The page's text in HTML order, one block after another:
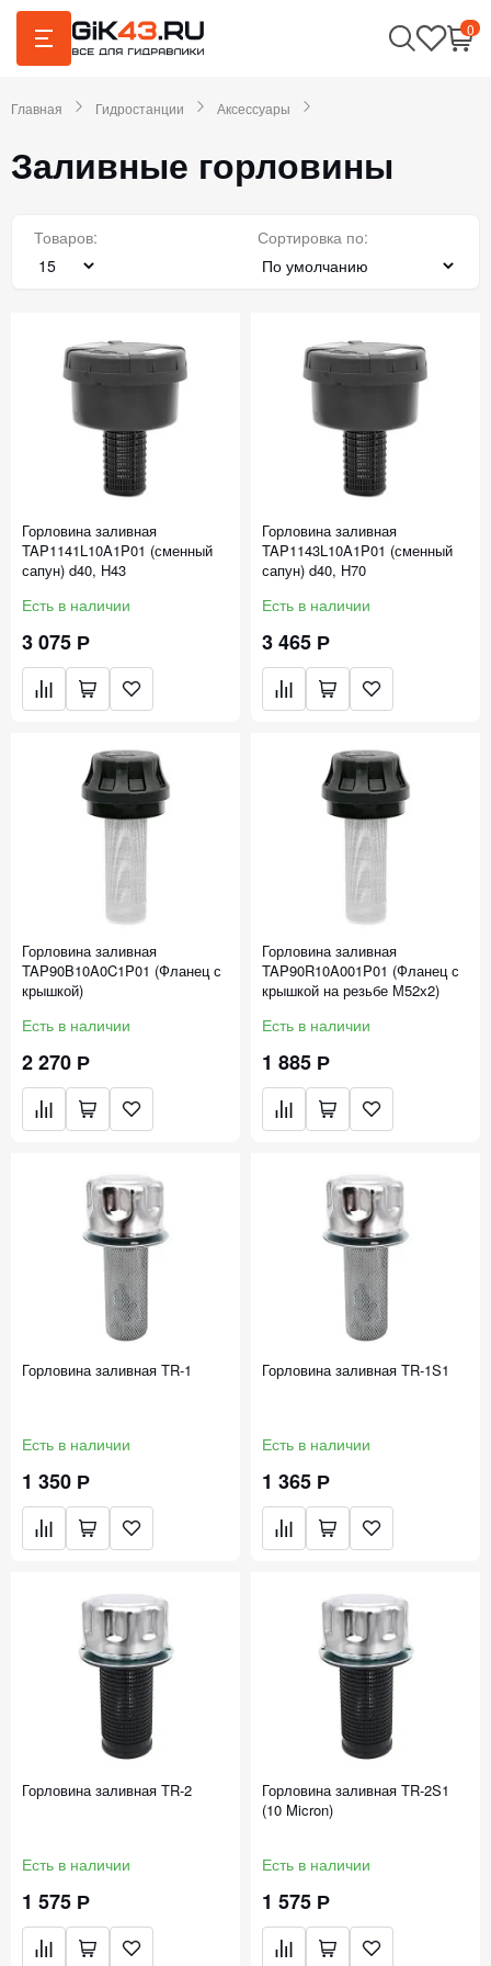
0
Главная Гидростанции Аксессуары
Заливные горловины
Товаров: Сортировка по:
Горловина заливная
TAP1141L10A1P01 (сменный
сапун) d40, H43
Есть в наличии
3 075 Р
Горловина заливная
TAP1143L10A1P01 (сменный
сапун) d40, H70
Есть в наличии
3 465 Р
Горловина заливная
TAP90B10A0C1P01 (Фланец с
крышкой)
Есть в наличии
2 270 Р
Горловина заливная
TAP90R10A001P01 (Фланец с
крышкой на резьбе М52х2)
Есть в наличии
1 885 Р
Горловина заливная TR-1
Есть в наличии
1 350 Р
Горловина заливная TR-1S1
Есть в наличии
1 365 Р
Горловина заливная TR-2
Есть в наличии
1 575 Р
Горловина заливная TR-2S1
(10 Micron)
Есть в наличии
1 575 Р